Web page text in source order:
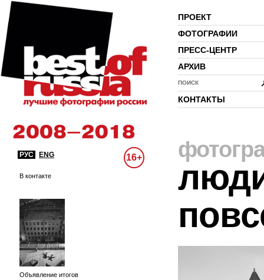
ПРОЕКТ
ФОТОГРАФИИ
ПРЕСС-ЦЕНТР
АРХИВ
ПОИСК
КОНТАКТЫ
РУС ENG 16+
В контакте
Объявление итогов